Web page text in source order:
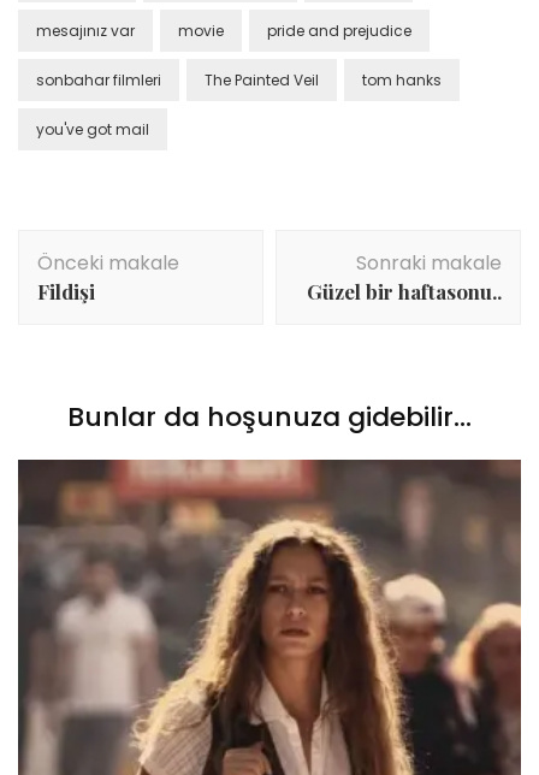
mesajınız var movie pride and prejudice
sonbahar filmleri The Painted Veil tom hanks
you've got mail
Yazı
dolaşımı
Önceki makale
Fildişi
Sonraki makale
Güzel bir haftasonu..
Bunlar da hoşunuza gidebilir...